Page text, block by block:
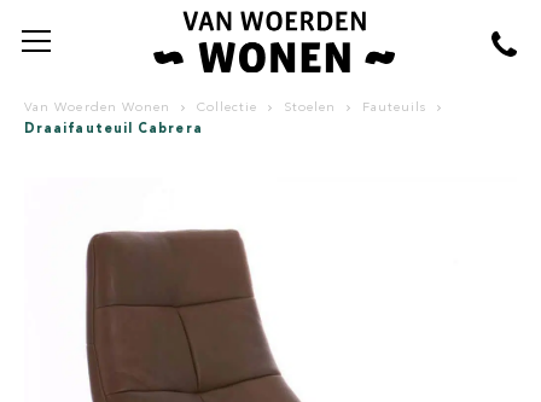
Van Woerden Wonen Collectie Stoelen Fauteuils
Draaifauteuil Cabrera